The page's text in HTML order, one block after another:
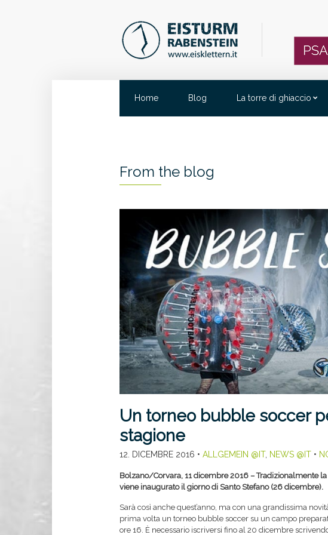
Home Blog La torre di ghiaccio
From the blog
Un torneo bubble soccer
stagione
12. DICEMBRE 2016 • ALLGEMEIN @IT, NEWS @IT•
Bolzano/Corvara, 11 dicembre 2016 – Tradizionalmente
viene inaugurato il giorno di Santo Stefano (26 dicembre).
Sarà così anche quest’anno, ma con una grandissima
prima volta un torneo bubble soccer su un campo
ore 16. È necessario iscriversi fino al 20 dicembre